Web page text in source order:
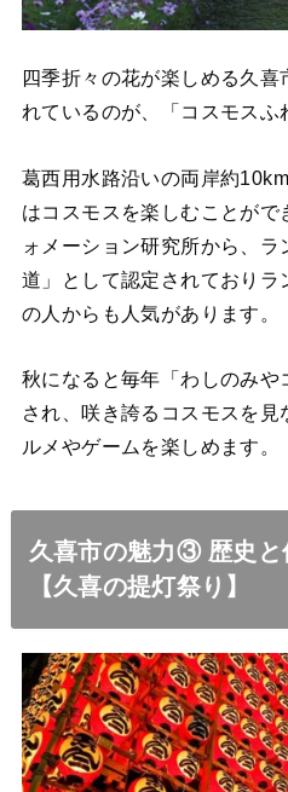
四季折々の花が楽しめる久
れているのが、「コスモスふ
葛西用水路沿いの両岸約
はコスモスを楽しむことが
ォメーション研究所から、
道」として認定されており
の人からも人気があります。
秋になると毎年「わしのみ
され、咲き誇るコスモスを
ルメやゲームを楽しめます。
久喜市の魅力③ 歴史と
【久喜の提灯祭り】